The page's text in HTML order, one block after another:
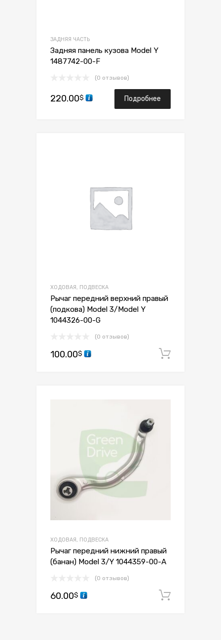
ЗАДНЯЯ ЧАСТЬ
Задняя панель кузова Model Y
1487742-00-F
(0 отзывов)
220.00$ Подробнее
ХОДОВАЯ, ПОДВЕСКА
Рычаг передний верхний правый
(подкова) Model 3/Model Y
1044326-00-G
(0 отзывов)
100.00$
ХОДОВАЯ, ПОДВЕСКА
Рычаг передний нижний правый
(банан) Model 3/Y 1044359-00-A
(0 отзывов)
60.00$